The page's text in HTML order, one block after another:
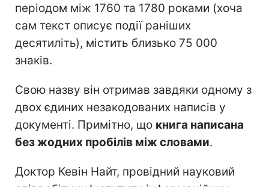
періодом між 1760 та 1780 роками (хоча
сам текст описує події раніших
десятиліть), містить близько 75 000
знаків.
Свою назву він отримав завдяки одному з
двох єдиних незакодованих написів у
документі. Примітно, що книга написана
без жодних пробілів між словами.
Доктор Кевін Найт, провідний науковий